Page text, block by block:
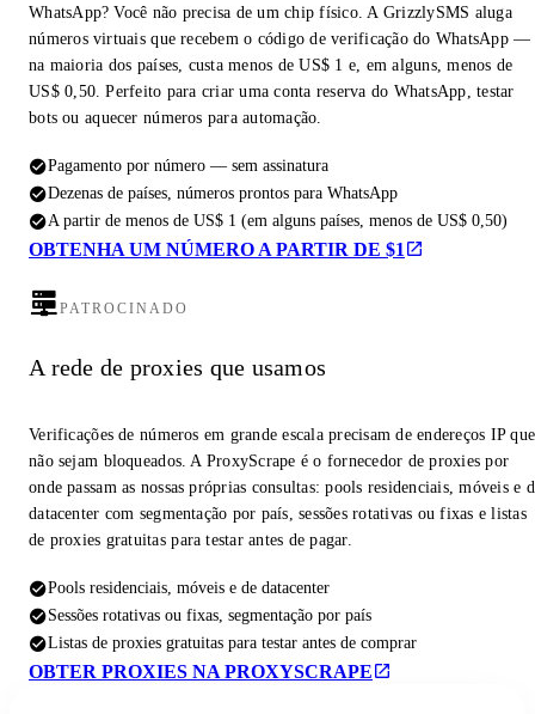
WhatsApp? Você não precisa de um chip físico. A GrizzlySMS aluga
números virtuais que recebem o código de verificação do WhatsApp —
na maioria dos países, custa menos de US$ 1 e, em alguns, menos de
US$ 0,50. Perfeito para criar uma conta reserva do WhatsApp, testar
bots ou aquecer números para automação.
Pagamento por número — sem assinatura
Dezenas de países, números prontos para WhatsApp
A partir de menos de US$ 1 (em alguns países, menos de US$ 0,50)
OBTENHA UM NÚMERO A PARTIR DE $1
PATROCINADO
A rede de proxies que usamos
Verificações de números em grande escala precisam de endereços IP que
não sejam bloqueados. A ProxyScrape é o fornecedor de proxies por
onde passam as nossas próprias consultas: pools residenciais, móveis e
datacenter com segmentação por país, sessões rotativas ou fixas e listas
de proxies gratuitas para testar antes de pagar.
Pools residenciais, móveis e de datacenter
Sessões rotativas ou fixas, segmentação por país
Listas de proxies gratuitas para testar antes de comprar
OBTER PROXIES NA PROXYSCRAPE